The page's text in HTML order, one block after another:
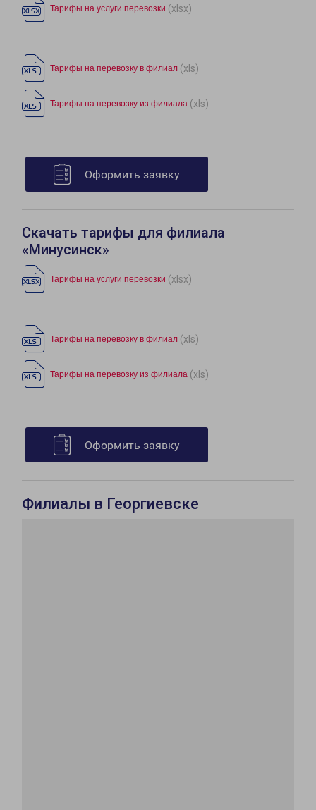
Тарифы на услуги перевозки (xlsx)
Тарифы на перевозку в филиал (xls)
Тарифы на перевозку из филиала (xls)
Оформить заявку
Скачать тарифы для филиала
«Минусинск»
Тарифы на услуги перевозки (xlsx)
Тарифы на перевозку в филиал (xls)
Тарифы на перевозку из филиала (xls)
Оформить заявку
Филиалы в Георгиевске